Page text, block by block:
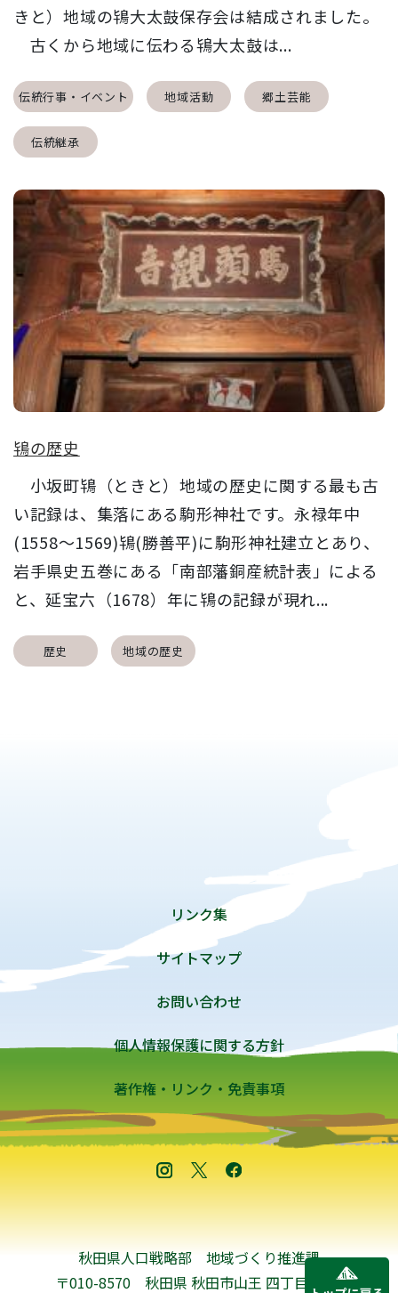
きと）地域の鴇大太鼓保存会は結成されました。
古くから地域に伝わる鴇大太鼓は...
伝統行事・イベント 地域活動 郷土芸能
伝統継承
鴇の歴史
小坂町鴇（ときと）地域の歴史に関する最も古
い記録は、集落にある駒形神社です。永禄年中
(1558～1569)鴇(勝善平)に駒形神社建立とあり、
岩手県史五巻にある「南部藩銅産統計表」による
と、延宝六（1678）年に鴇の記録が現れ...
歴史 地域の歴史
リンク集
サイトマップ
お問い合わせ
個人情報保護に関する方針
著作権・リンク・免責事項
秋田県人口戦略部 地域づくり推進課
〒010-8570 秋田県 秋田市山王 四丁目1-1